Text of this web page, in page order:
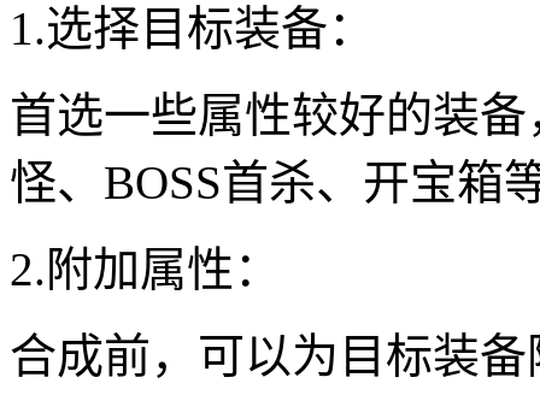
1.选择目标装备：
首选一些属性较好的装
怪、BOSS首杀、开宝箱
2.附加属性：
合成前，可以为目标装